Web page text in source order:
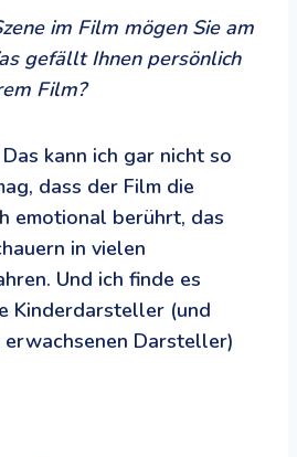
im Film mögen Sie am
gefällt Ihnen persönlich
Film?
Das kann ich gar nicht so
dass der Film die
emotional berührt, das
in vielen
Und ich finde es
Kinderdarsteller (und
Darsteller)